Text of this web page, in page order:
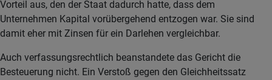
Vorteil aus, den der Staat dadurch hatte, dass dem
Unternehmen Kapital vorübergehend entzogen war. Sie sind
damit eher mit Zinsen für ein Darlehen vergleichbar.
Auch verfassungsrechtlich beanstandete das Gericht die
Besteuerung nicht. Ein Verstoß gegen den Gleichheitssatz